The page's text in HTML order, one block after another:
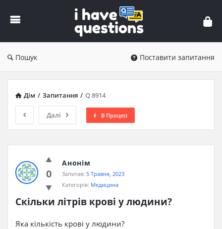
iHaveQuestions
Пошук Поставити запитання
Дім / Запитання / Q 8914
Далі В Процесі
0
Анонім
Запитав: 5 Травня, 2023
Категорія: Медицина
Скільки літрів крові у людини?
Яка кількість крові у людини?